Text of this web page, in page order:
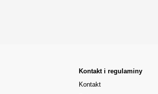
Kontakt i regulaminy
Kontakt